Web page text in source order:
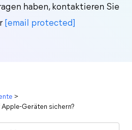
haben, kontaktieren Sie
[email protected]
>
Geräten sichern?